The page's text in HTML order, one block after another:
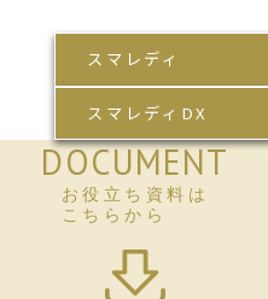
スマレディ
スマレディDX
DOCUMENT
お役立ち資料は
こちらから